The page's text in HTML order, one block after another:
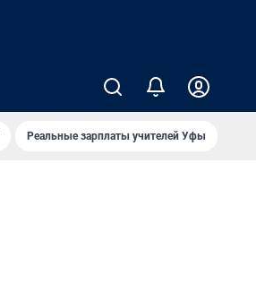
Реальные зарплаты учителей Уфы